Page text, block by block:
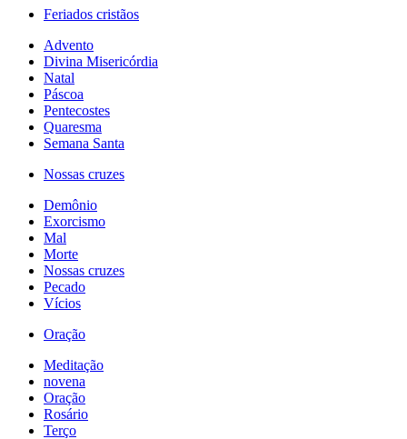
Feriados cristãos
Advento
Divina Misericórdia
Natal
Páscoa
Pentecostes
Quaresma
Semana Santa
Nossas cruzes
Demônio
Exorcismo
Mal
Morte
Nossas cruzes
Pecado
Vícios
Oração
Meditação
novena
Oração
Rosário
Terço